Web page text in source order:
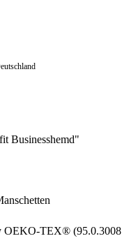
Businesshemd"
OEKO-TEX® (95.0.3008